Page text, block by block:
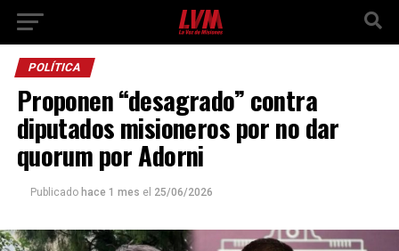
POLÍTICA
Proponen “desagrado” contra
diputados misioneros por no dar
quorum por Adorni
Publicado hace 1 mes el 25/06/2026